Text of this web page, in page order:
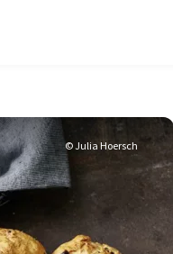
© Julia Hoersch